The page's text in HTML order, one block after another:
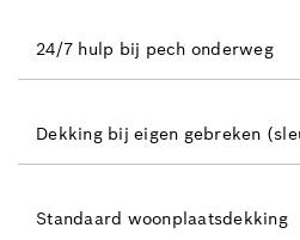
24/7 hulp bij pech onderweg
Dekking bij eigen gebreken
Standaard woonplaatsdekking